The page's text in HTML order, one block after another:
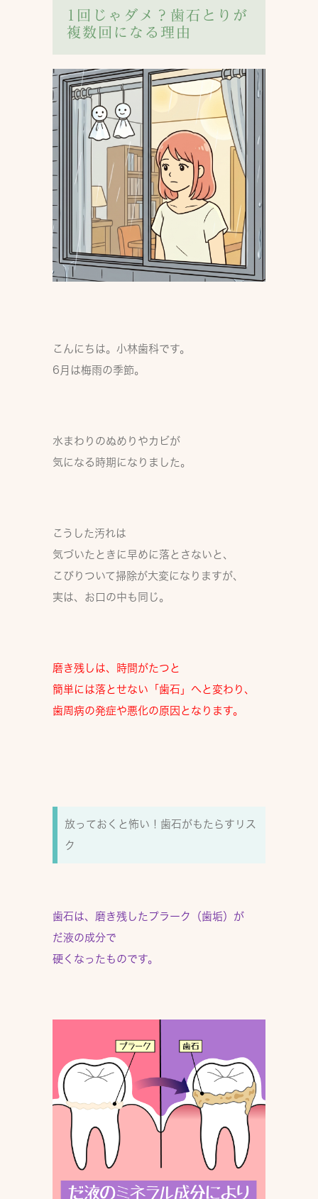
1回じゃダメ？歯石とりが
複数回になる理由
こんにちは。小林歯科です。
6月は梅雨の季節。
水まわりのぬめりやカビが
気になる時期になりました。
こうした汚れは
気づいたときに早めに落とさないと、
こびりついて掃除が大変になりますが、
実は、お口の中も同じ。
磨き残しは、時間がたつと
簡単には落とせない 「歯石」 へと変わり、
歯周病の発症や悪化の原因となります。
放っておくと怖い！歯石がもたらすリス
ク
歯石は、磨き残したプラーク（歯垢）が
だ液の成分で
硬くなったものです。